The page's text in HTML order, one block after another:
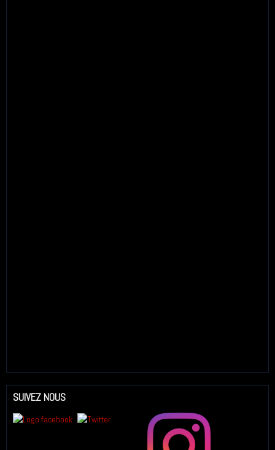
SUIVEZ NOUS